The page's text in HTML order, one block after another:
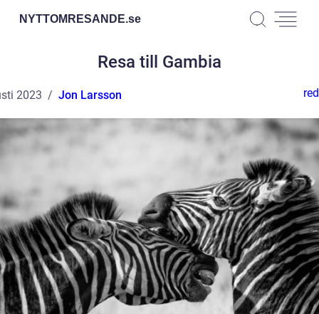
NYTTOMRESANDE.se
Resa till Gambia
2023 Jon Larsson